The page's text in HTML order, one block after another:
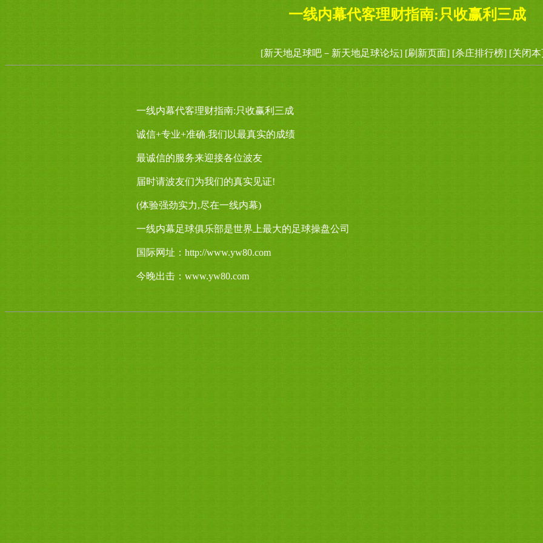
一线内幕代客理财指南:只收赢利三成
[新天地足球吧－新天地足球论坛] [刷新页面] [杀庄排行榜] [关闭
一线内幕代客理财指南:只收赢利三成
诚信+专业+准确.我们以最真实的成绩
最诚信的服务来迎接各位波友
届时请波友们为我们的真实见证!
(体验强劲实力,尽在一线内幕)
一线内幕足球俱乐部是世界上最大的足球操盘公司
国际网址：http://www.yw80.com
今晚出击：www.yw80.com